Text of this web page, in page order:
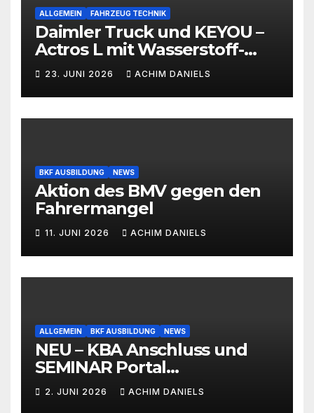
ALLGEMEIN FAHRZEUG TECHNIK
Daimler Truck und KEYOU –
Actros L mit Wasserstoff-
Verbrennermotor
23. JUNI 2026 ACHIM DANIELS
BKF AUSBILDUNG NEWS
Aktion des BMV gegen den
Fahrermangel
11. JUNI 2026 ACHIM DANIELS
ALLGEMEIN BKF AUSBILDUNG NEWS
NEU – KBA Anschluss und
SEMINAR Portal
AKTIONSPREISE!!! Bis zu 50%
RABATT
2. JUNI 2026 ACHIM DANIELS